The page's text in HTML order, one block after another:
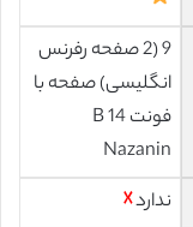
9 (2 صفحه رفرنس
انگلیسی) صفحه با
فونت 14 B
Nazanin
ندارد☓